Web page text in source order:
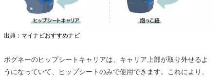
出典：マイナビおすすめナビ
ポグネーのヒップシートキャリアは、キャリア上部が取り外せるよ
うになっていて、ヒップシートのみで使用できます。これにより、